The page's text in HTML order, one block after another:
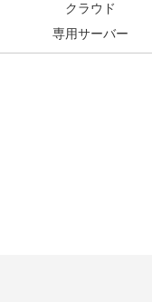
クラウド
専用サーバー